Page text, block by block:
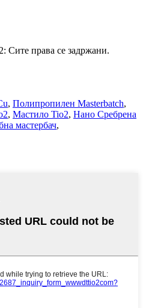
Сите права се задржани.
, Полипропилен Masterbatch,
, Мастило Tio2, Нано Сребрена
мастербач,